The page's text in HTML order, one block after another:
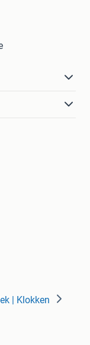
| Klokken